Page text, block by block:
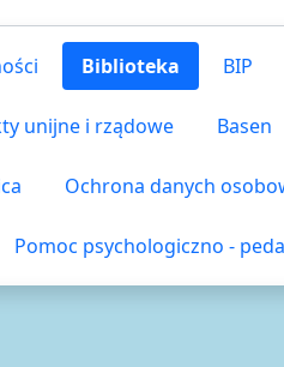
Biblioteka BIP
unijne i rządowe Basen
Ochrona danych
Pomoc psychologiczno -